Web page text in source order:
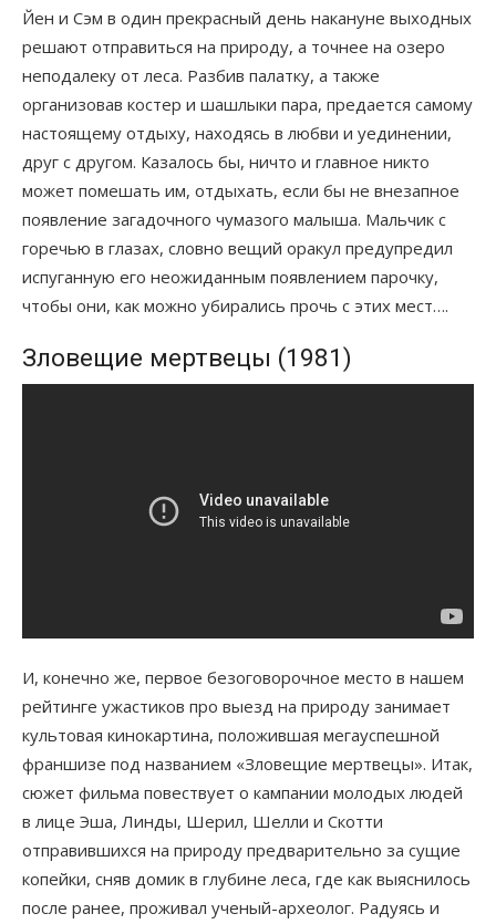
Йен и Сэм в один прекрасный день накануне выходных
решают отправиться на природу, а точнее на озеро
неподалеку от леса. Разбив палатку, а также
организовав костер и шашлыки пара, предается самому
настоящему отдыху, находясь в любви и уединении,
друг с другом. Казалось бы, ничто и главное никто
может помешать им, отдыхать, если бы не внезапное
появление загадочного чумазого малыша. Мальчик с
горечью в глазах, словно вещий оракул предупредил
испуганную его неожиданным появлением парочку,
чтобы они, как можно убирались прочь с этих мест….
Зловещие мертвецы (1981)
И, конечно же, первое безоговорочное место в нашем
рейтинге ужастиков про выезд на природу занимает
культовая кинокартина, положившая мегауспешной
франшизе под названием «Зловещие мертвецы». Итак,
сюжет фильма повествует о кампании молодых людей
в лице Эша, Линды, Шерил, Шелли и Скотти
отправившихся на природу предварительно за сущие
копейки, сняв домик в глубине леса, где как выяснилось
после ранее, проживал ученый-археолог. Радуясь и